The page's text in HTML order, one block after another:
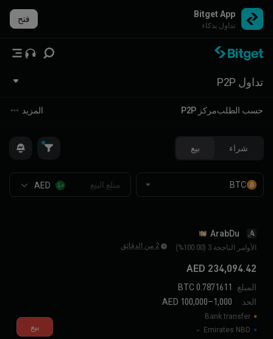
Bitget App
تداول بذكاء
فتح
تداول P2P
حسب الطلبمركز P2P المزيد
شراء بيع
AED
A
ArabDu
الأوامر الناجحة 3 (100.00%) 2 من الدقائق
234,094.42 AED
المبلغ
الحد
0.7871611 BTC
1,000–100,000 AED
بيع